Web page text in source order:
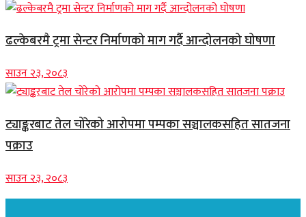
ढल्केबरमै ट्रमा सेन्टर निर्माणको माग गर्दै आन्दोलनको घोषणा
साउन २३, २०८३
ट्याङ्करबाट तेल चोरेको आरोपमा पम्पका सञ्चालकसहित सातजना
पक्राउ
साउन २३, २०८३